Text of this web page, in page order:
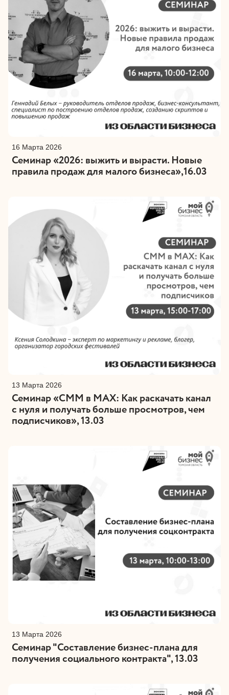
16 Марта 2026
Семинар «2026: выжить и вырасти. Новые
правила продаж для малого бизнеса»,16.03
13 Марта 2026
Семинар «СММ в MAX: Как раскачать канал
с нуля и получать больше просмотров, чем
подписчиков», 13.03
13 Марта 2026
Семинар "Составление бизнес-плана для
получения социального контракта", 13.03